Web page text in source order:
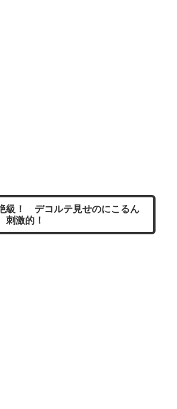
級！ デコルテ見せのにこるん
刺激的！